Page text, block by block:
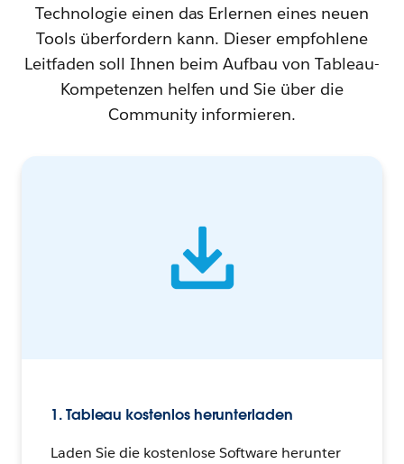
Technologie einen das Erlernen eines neuen
Tools überfordern kann. Dieser empfohlene
Leitfaden soll Ihnen beim Aufbau von Tableau-
Kompetenzen helfen und Sie über die
Community informieren.
1. Tableau kostenlos herunterladen
Laden Sie die kostenlose Software herunter